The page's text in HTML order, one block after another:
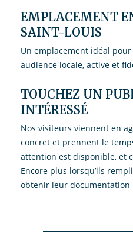
EMPLACEMENT
SAINT-LOUIS
Un emplacement idéal
audience locale, active et
TOUCHEZ UN
INTÉRESSÉ
Nos visiteurs viennent en
concret et prennent le
attention est disponible, et
Encore plus lorsqu’ils
obtenir leur documentation